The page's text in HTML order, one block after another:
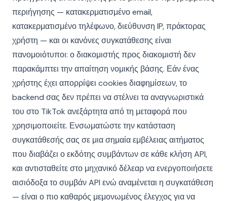
περιήγησης — κατακερματισμένο email,
κατακερματισμένο τηλέφωνο, διεύθυνση IP, πράκτορας
χρήστη — και οι κανόνες συγκατάθεσης είναι
πανομοιότυποι: ο διακομιστής προς διακομιστή δεν
παρακάμπτει την απαίτηση νομικής βάσης. Εάν ένας
χρήστης έχει απορρίψει cookies διαφημίσεων, το
backend σας δεν πρέπει να στέλνει τα αναγνωριστικά
του στο TikTok ανεξάρτητα από τη μεταφορά που
χρησιμοποιείτε. Ενσωματώστε την κατάσταση
συγκατάθεσής σας σε μια σημαία εμβέλειας αιτήματος
που διαβάζει ο εκδότης συμβάντων σε κάθε κλήση API,
και αντισταθείτε στο μηχανικό δέλεαρ να ενεργοποιήσετε
αισιόδοξα το συμβάν API ενώ αναμένεται η συγκατάθεση
— είναι ο πιο καθαρός μεμονωμένος έλεγχος για να